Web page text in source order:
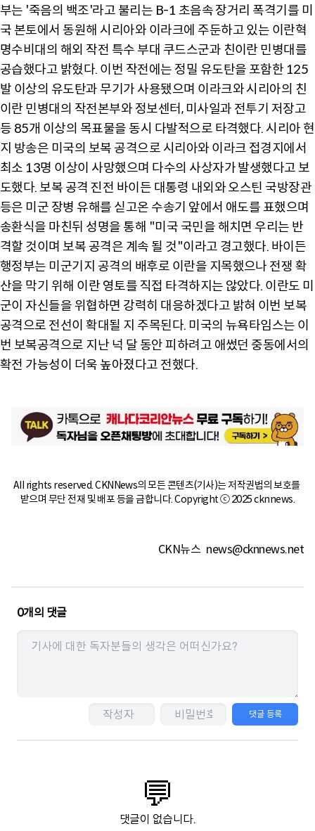
부는 '죽음의 백조'라고 불리는 B-1 초음속 장거리 폭격기를 미
국 본토에서 동원해 시리아와 이라크에 주둔하고 있는 이란혁
명수비대의 해외 작전 특수 부대 쿠드스군과 친이란 민병대를
공습했다고 밝혔다. 이번 작전에는 정밀 유도탄을 포함한 125
발 이상의 유도탄과 무기가 사용됐으며 이라크와 시리아의 친
이란 민병대의 작전본부와 정보센터, 미사일과 전투기 저장고
등 85개 이상의 목표물을 동시 다발적으로 타격했다. 시리아 현
지 방송은 미국의 보복 공격으로 시리아와 이라크 접경지에서
최소 13명 이상이 사망했으며 다수의 사상자가 발생했다고 보
도했다. 보복 공격 진전 바이든 대통령 내외와 오스틴 국방장관
등은 미군 장병 유해를 싣고온 수송기 앞에서 애도를 표했으며
송환식을 마친뒤 성명을 통해 "미국 국민을 해치면 우리는 반
격할 것이며 보복 공격은 계속 될 것"이라고 경고했다. 바이든
행정부는 미군기지 공격의 배후로 이란을 지목했으나 전쟁 확
산을 막기 위해 이란 영토를 직접 타격하지는 않았다. 이란도 미
군이 자신들을 위협하면 강력히 대응하겠다고 밝혀 이번 보복
공격으로 전선이 확대될 지 주목된다. 미국의 뉴욕타임스는 이
번 보복공격으로 지난 넉 달 동안 피하려고 애썼던 중동에서의
확전 가능성이 더욱 높아졌다고 전했다.
All rights reserved. CKNNews의 모든 콘텐츠(기사)는 저작권법의 보호를
받으며 무단 전재 및 배포 등을 금합니다. Copyright ⓒ 2025 cknnews.
CKN뉴스 news@cknnews.net
0개의 댓글
댓글 등록
💬
댓글이 없습니다.